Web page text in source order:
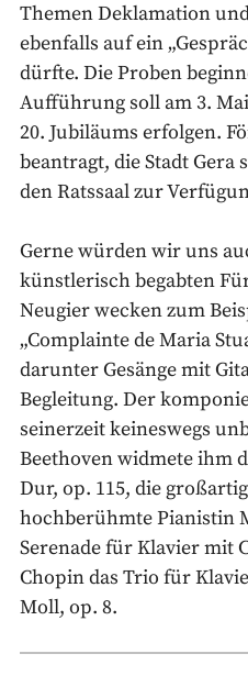
Themen Deklamation
ebenfalls auf ein
dürfte. Die Proben
Aufführung soll am 3.
20. Jubiläums erfolgen.
beantragt, die Stadt
den Ratssaal zur
Gerne würden wir uns
künstlerisch begabten
Neugier wecken zum
„Complainte de Maria
darunter Gesänge mit
Begleitung. Der
seinerzeit keineswegs
Beethoven widmete ihm
Dur, op. 115, die
hochberühmte Pianistin
Serenade für Klavier mit
Chopin das Trio für
Moll, op. 8.